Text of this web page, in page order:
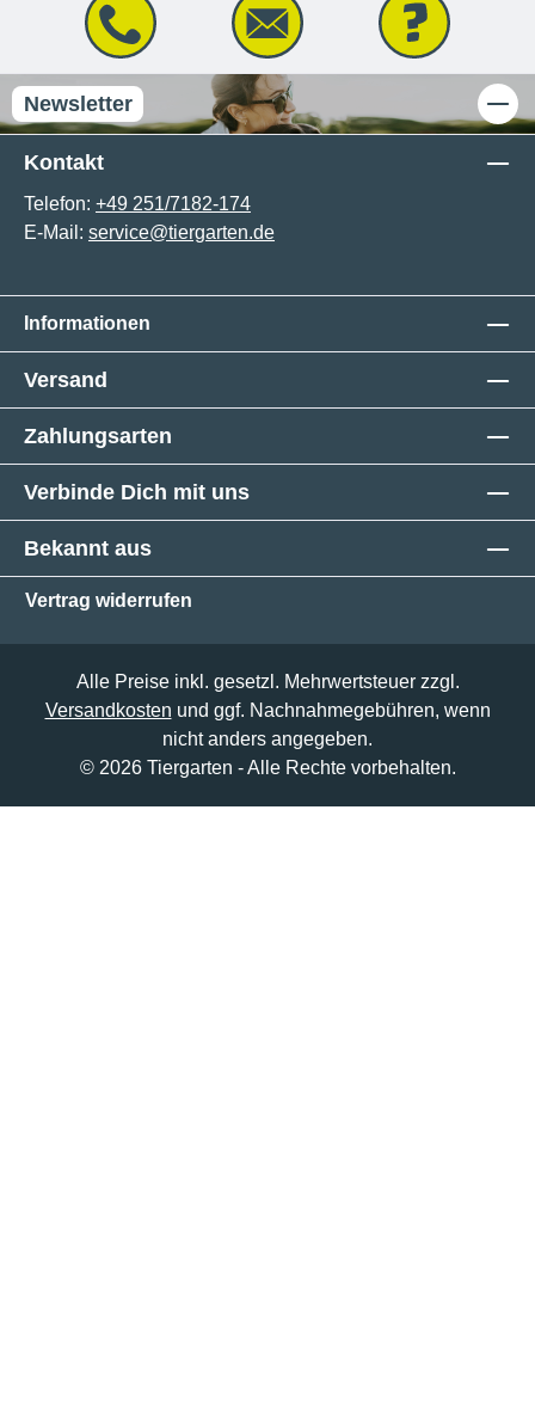
Newsletter
Kontakt
Telefon: +49 251/7182-174
E-Mail: service@tiergarten.de
Informationen
Versand
Zahlungsarten
Verbinde Dich mit uns
Bekannt aus
Vertrag widerrufen
Alle Preise inkl. gesetzl. Mehrwertsteuer zzgl.
Versandkosten und ggf. Nachnahmegebühren, wenn
nicht anders angegeben.
© 2026 Tiergarten - Alle Rechte vorbehalten.